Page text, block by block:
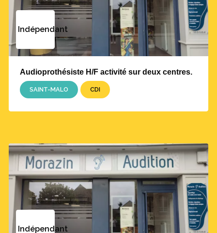
Indépendant
Audioprothésiste H/F activité sur deux centres.
SAINT-MALO CDI
Indépendant